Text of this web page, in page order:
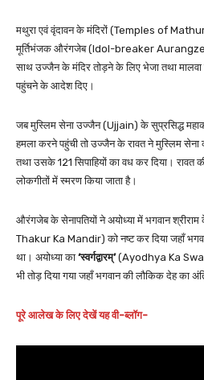
मथुरा एवं वृंदावन के मंदिरों (Temples of
मूर्तिभंजक औरंगजेब (Idol-breaker
साथ उज्जैन के मंदिर तोड़ने के लिए भेजा तथा
पहुंचने के आदेश दिए।
जब मुस्लिम सेना उज्जैन (Ujjain) के सुप्रसिद्ध
हमला करने पहुंची तो उज्जैन के रावत ने मुस्लिम सेना
तथा उसके 121 सिपाहियों का वध कर दिया। रावत
लोकगीतों में स्मरण किया जाता है।
औरंगजेब के सेनापतियों ने अयोध्या में भगवान श्रीराम
Thakur Ka Mandir) को नष्ट कर दिया जहाँ
था। अयोध्या का ‘स्वर्गद्वारम्’(Ayodhya Ka
भी तोड़ दिया गया जहाँ भगवान की लौकिक देह का
पूरे आलेख के लिए देखें यह वी-ब्लॉग-